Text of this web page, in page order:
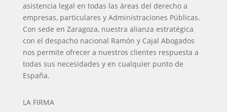
asistencia legal en todas las áreas del derecho a
empresas, particulares y Administraciones Públicas.
Con sede en Zaragoza, nuestra alianza estratégica
con el despacho nacional Ramón y Cajal Abogados
nos permite ofrecer a nuestros clientes respuesta a
todas sus necesidades y en cualquier punto de
España.
LA FIRMA